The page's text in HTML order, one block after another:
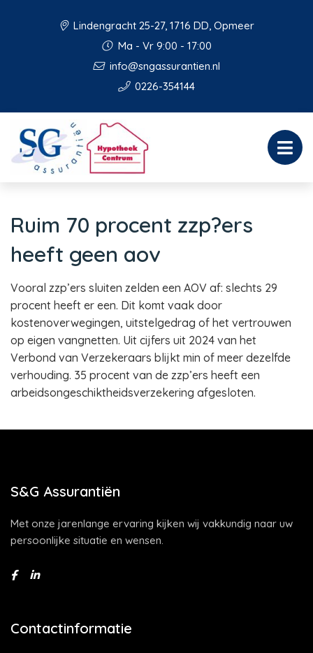
Lindengracht 25-27, 1716 DD, Opmeer
Ma - Vr 9:00 - 17:00
info@sngassurantien.nl
0226-354144
Ruim 70 procent zzp?ers
heeft geen aov
Vooral zzp’ers sluiten zelden een AOV af: slechts 29
procent heeft er een. Dit komt vaak door
kostenoverwegingen, uitstelgedrag of het vertrouwen
op eigen vangnetten. Uit cijfers uit 2024 van het
Verbond van Verzekeraars blijkt min of meer dezelfde
verhouding. 35 procent van de zzp’ers heeft een
arbeidsongeschiktheidsverzekering afgesloten.
S&G Assurantiën
Met onze jarenlange ervaring kijken wij vakkundig naar uw
persoonlijke situatie en wensen.
Contactinformatie